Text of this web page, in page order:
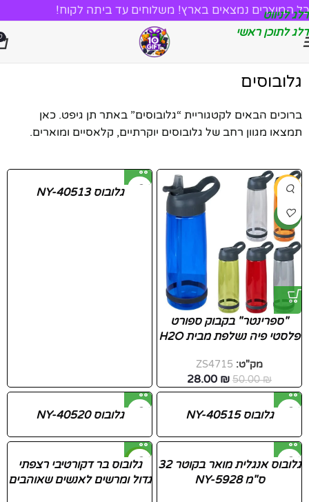
דלג לניווט
דלג לתוכן ראשי
כל המוצרים נמצאים בארץ! משלוחים עד ביתה לקוח!
גלובוסים
ברוכים הבאים לקטגוריית “גלובוסים” באתר תן גיפט. כאן
תמצאו מגוון רחב של גלובוסים יוקרתיים, קלאסיים ומוארים.
-44%
חדש
"ספרינטר" בקבוק ספורט
פלסטי פיה נשלפת מבית H2O
מק"ט: ZS4715
50.00₪
28.00 ₪
גלובוס NY-40513
גלובוס NY-40515 גלובוס NY-40520
גלובוס אנגלית מואר בקוטר 32
ס"מ NY-5928
-9%
גלובוס בר דקורטיבי רצפתי
גדול ומרשים לאנשים שאוהבים